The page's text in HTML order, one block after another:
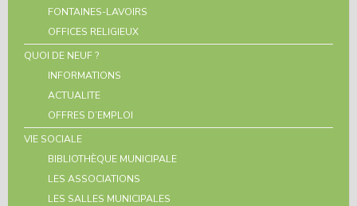
FONTAINES-LAVOIRS
OFFICES RELIGIEUX
QUOI DE NEUF ?
INFORMATIONS
ACTUALITE
OFFRES D’EMPLOI
VIE SOCIALE
BIBLIOTHÈQUE MUNICIPALE
LES ASSOCIATIONS
LES SALLES MUNICIPALES